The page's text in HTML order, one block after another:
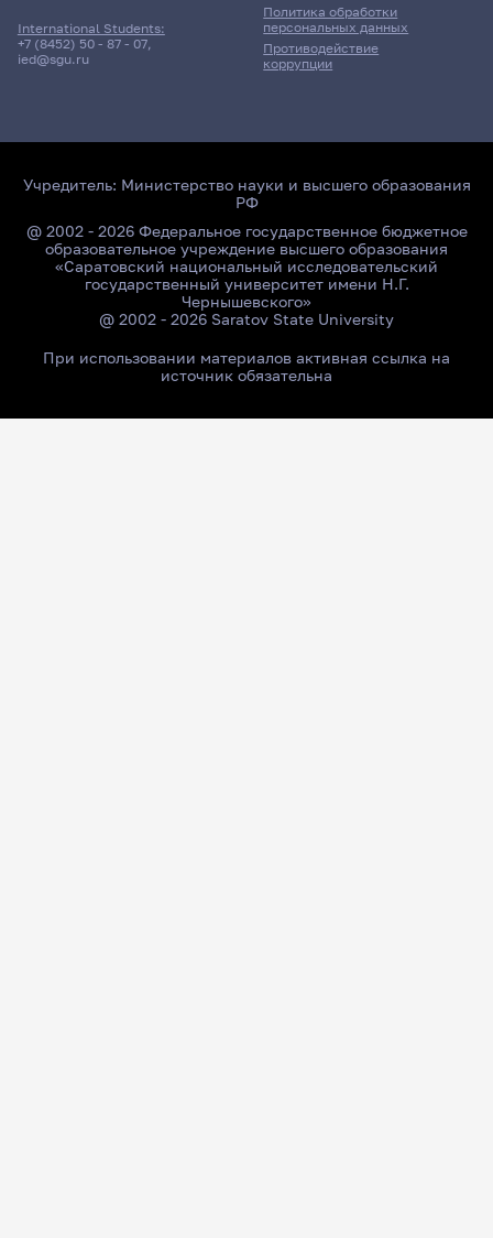
International Students:
+7 (8452) 50 - 87 - 07,
ied@sgu.ru
Политика обработки
персональных данных
Противодействие
коррупции
Учредитель: Министерство науки и высшего образования
РФ
@ 2002 - 2026 Федеральное государственное бюджетное
образовательное учреждение высшего образования
«Саратовский национальный исследовательский
государственный университет имени Н.Г.
Чернышевского»
@ 2002 - 2026 Saratov State University
При использовании материалов активная ссылка на
источник обязательна